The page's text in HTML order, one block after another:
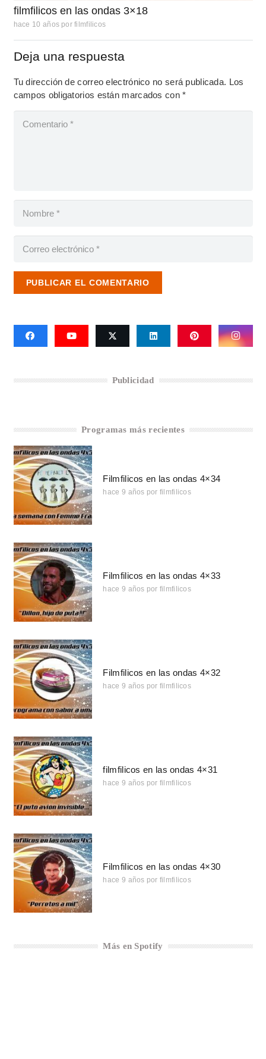
filmfilicos en las ondas 3×18
hace 10 años por filmfilicos
Deja una respuesta
Tu dirección de correo electrónico no será publicada. Los
campos obligatorios están marcados con*
PUBLICAR EL COMENTARIO
Publicidad
Programas más recientes
Filmfilicos en las ondas 4×34
hace 9 años por filmfilicos
Filmfilicos en las ondas 4×33
hace 9 años por filmfilicos
Filmfilicos en las ondas 4×32
hace 9 años por filmfilicos
filmfilicos en las ondas 4×31
hace 9 años por filmfilicos
Filmfilicos en las ondas 4×30
hace 9 años por filmfilicos
Más en Spotify